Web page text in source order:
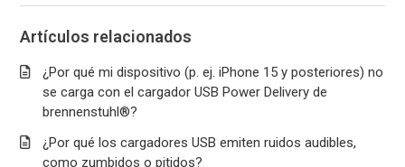
Artículos relacionados
¿Por qué mi dispositivo (p. ej. iPhone 15 y posteriores) no
se carga con el cargador USB Power Delivery de
brennenstuhl®?
¿Por qué los cargadores USB emiten ruidos audibles,
como zumbidos o pitidos?